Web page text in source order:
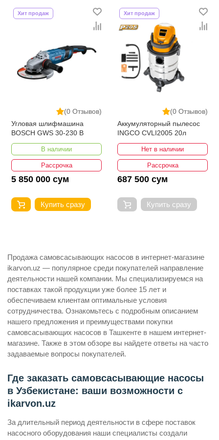
(0 Отзывов)
Хит продаж
Угловая шлифмашина
BOSCH GWS 30-230 B
В наличии
Рассрочка
5 850 000 сум
Купить сразу
(0 Отзывов)
Хит продаж
Аккумуляторный пылесос
INGCO CVLI2005 20л
Нет в наличии
Рассрочка
687 500 сум
Купить сразу
Продажа самовсасывающих насосов в интернет-магазине
ikarvon.uz — популярное среди покупателей направление
деятельности нашей компании. Мы специализируемся на
поставках такой продукции уже более 15 лет и
обеспечиваем клиентам оптимальные условия
сотрудничества. Ознакомьтесь с подробным описанием
нашего предложения и преимуществами покупки
самовсасывающих насосов в Ташкенте в нашем интернет-
магазине. Также в этом обзоре вы найдете ответы на часто
задаваемые вопросы покупателей.
Где заказать самовсасывающие насосы
в Узбекистане: ваши возможности с
ikarvon.uz
За длительный период деятельности в сфере поставок
насосного оборудования наши специалисты создали